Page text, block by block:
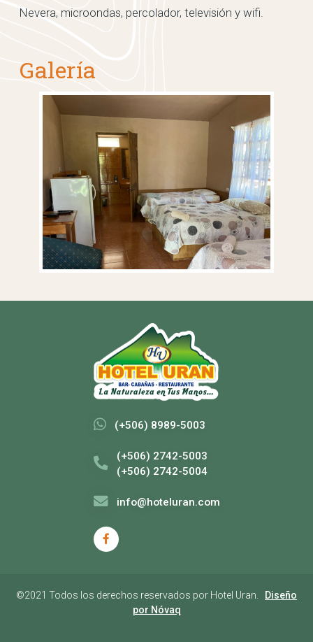
Nevera, microondas, percolador, televisión y wifi.
Galería
(+506) 8989-5003
(+506) 2742-5003
(+506) 2742-5004
info@hoteluran.com
©2021 Todos los derechos reservados por Hotel Uran.
Diseño
por Nóvaq